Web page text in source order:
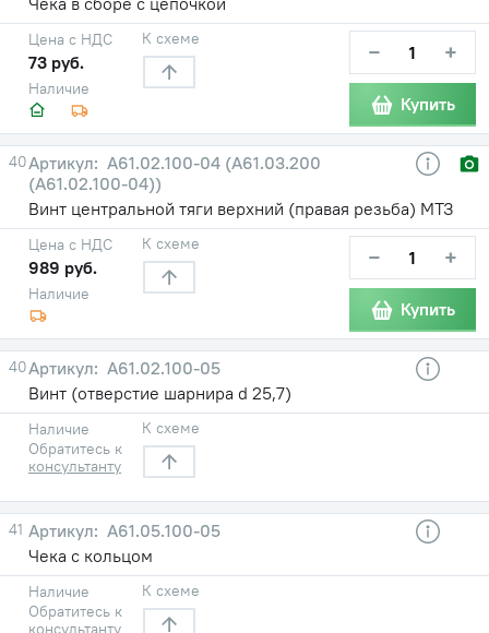
Наличие
Цена с НДС
73 руб.
К схеме − +
Купить
40
А61.02.100-04 (А61.03.200
(А61.02.100-04))
Винт центральной тяги верхний (правая резьба) МТЗ
Наличие
Цена с НДС
989 руб.
К схеме − +
Купить
40
А61.02.100-05
Винт (отверстие шарнира d 25,7)
Наличие
Обратитесь к
консультанту
К схеме
41
А61.05.100-05
Чека с кольцом
Наличие
Обратитесь к
консультанту
К схеме